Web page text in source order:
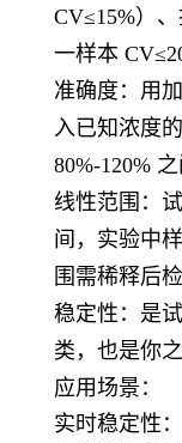
CV≤15%）
一样本
准确度 ：用
入已知浓度
80%-120%
线性范围 ：
间，实验中
围需稀释后检
稳定性 ：是
类，也是你
应用场景：
实时稳定性